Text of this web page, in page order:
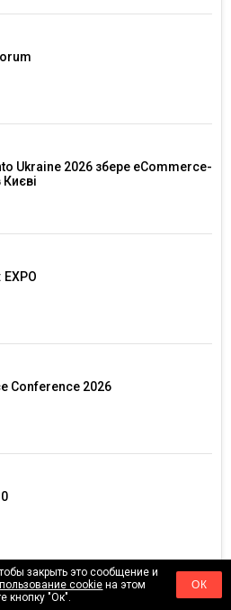
Ukraine 2026 збере eCommerce-
Києві
EXPO
Conference 2026
2026
закрыть это сообщение и
cookie на этом
кнопку "Ок".
ОК